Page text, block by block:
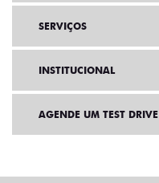
SERVIÇOS
INSTITUCIONAL
AGENDE UM TEST DRIVE